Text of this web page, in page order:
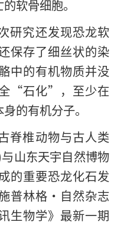
软骨细胞。
研究还发现恐龙软
保存了细丝状的染
中的有机物质并没
“石化”，至少在
的有机分子。
脊椎动物与古人类
山东天宇自然博物
的重要恐龙化石发
普林格·自然杂志
生物学》最新一期